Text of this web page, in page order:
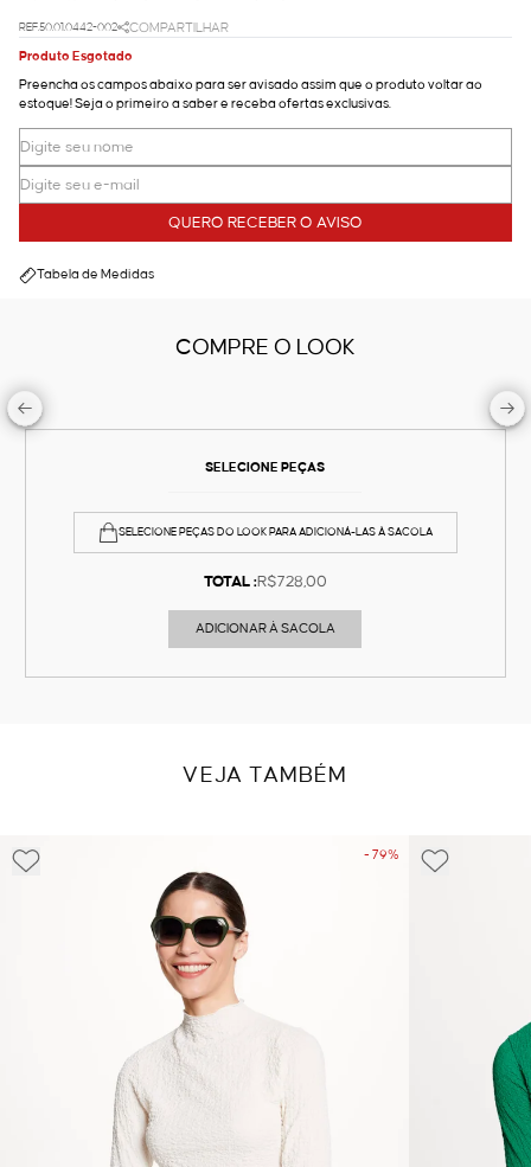
REF.50.01.0442-002
COMPARTILHAR
Produto Esgotado
Preencha os campos abaixo para ser avisado assim que o produto voltar ao
estoque! Seja o primeiro a saber e receba ofertas exclusivas.
QUERO RECEBER O AVISO
Tabela de Medidas
COMPRE O LOOK
SELECIONE PEÇAS
SELECIONE PEÇAS DO LOOK PARA ADICIONÁ-LAS À SACOLA
TOTAL :R$728,00
ADICIONAR À SACOLA
VEJA TAMBÉM
- 79%